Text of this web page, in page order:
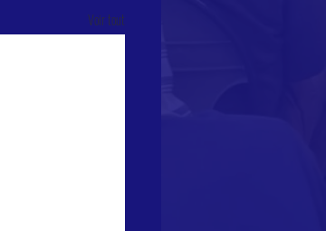
Voir tout